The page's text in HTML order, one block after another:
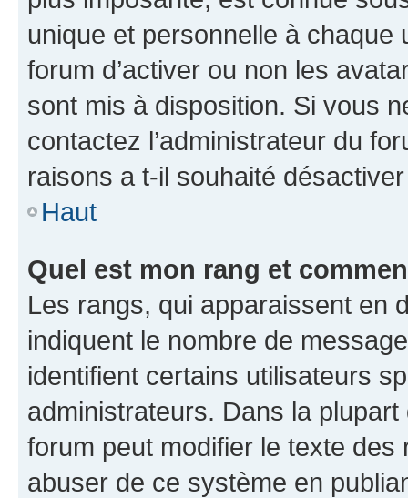
unique et personnelle à chaque
forum d’activer ou non les
sont mis à disposition. Si vous
contactez l’administrateur du
raisons a t-il souhaité
Haut
Quel est mon rang et
Les rangs, qui apparaissent en
indiquent le nombre de
identifient certains utilisateurs
administrateurs. Dans la
forum peut modifier le texte
abuser de ce système en